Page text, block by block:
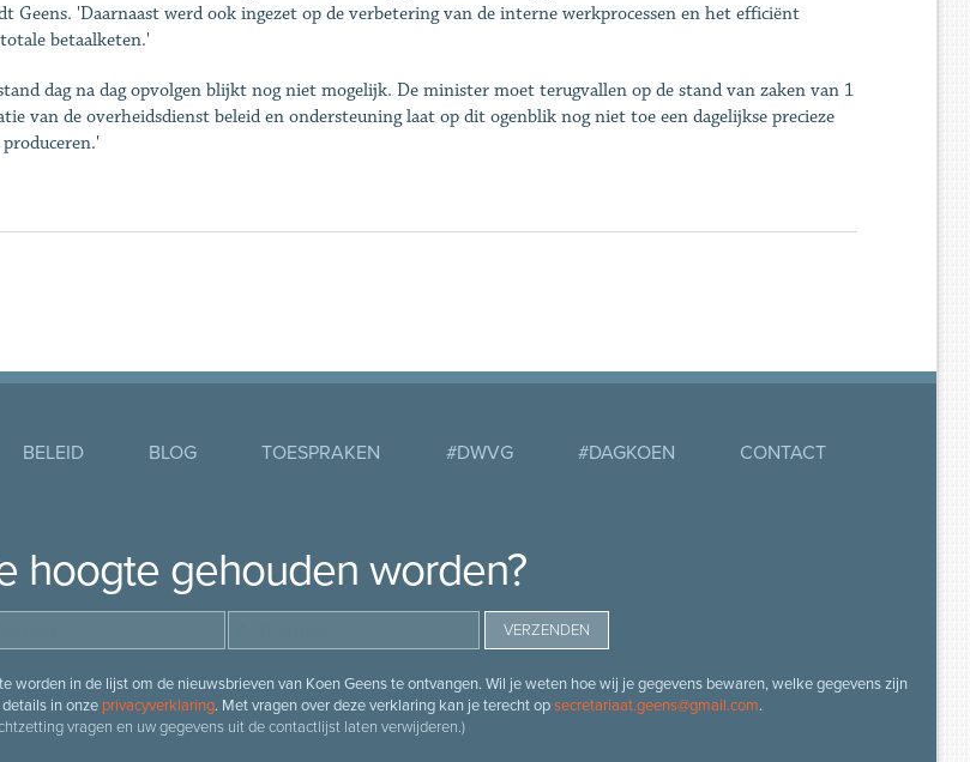
Geens. 'Daarnaast werd ook ingezet op de verbetering van de interne werkprocessen en het efficiënt
betaalketen.'
dag na dag opvolgen blijkt nog niet mogelijk. De minister moet terugvallen op de stand van zaken van 1
van de overheidsdienst beleid en ondersteuning laat op dit ogenblik nog niet toe een dagelijkse precieze
BELEID BLOG TOESPRAKEN #DWVG #DAGKOEN CONTACT
hoogte gehouden worden?
in de lijst om de nieuwsbrieven van Koen Geens te ontvangen. Wil je weten hoe wij je gegevens bewaren, welke gegevens zijn
in onze privacyverklaring. Met vragen over deze verklaring kan je terecht opsecretariaat.geens@gmail.com.
vragen en uw gegevens uit de contactlijst laten verwijderen.)